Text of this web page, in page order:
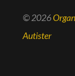
© 2026
Autister